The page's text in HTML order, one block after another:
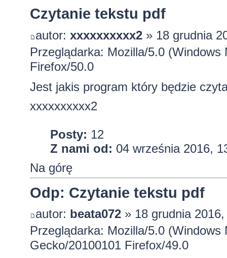
Czytanie tekstu pdf
autor: xxxxxxxxxx2» 18 grudnia
Przeglądarka: Mozilla/5.0
Firefox/50.0
Jest jakis program który będzie
xxxxxxxxxx2
Posty: 12
Z nami od: 04 września 2016,
Na górę
Odp: Czytanie tekstu pdf
autor: beata072» 18 grudnia 2016,
Przeglądarka: Mozilla/5.0
Gecko/20100101 Firefox/49.0